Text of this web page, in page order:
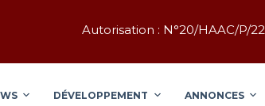
Autorisation : N°20/HAAC/P/22
DÉVELOPPEMENT ANNONCES